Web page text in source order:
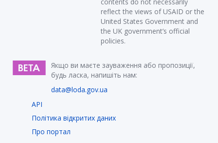
reflect the views of USAID or the
United States Government and
the UK government’s official
policies.
Якщо ви маєте зауваження або пропозиції,
будь ласка, напишіть нам:
data@loda.gov.ua
API
Політика відкритих даних
Про портал